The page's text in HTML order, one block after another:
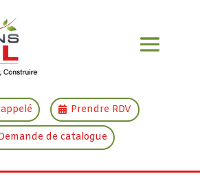
Prendre RDV
de catalogue